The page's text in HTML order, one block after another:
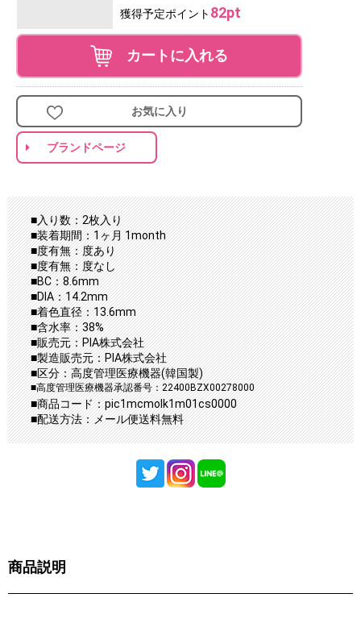
獲得予定ポイント 82pt
カートに入れる
お気に入り
ブランドページ
■入り数：2枚入り
■装着期間：1ヶ月 1month
■度有無：度あり
■度有無：度なし
■BC：8.6mm
■DIA：14.2mm
■着色直径：13.6mm
■含水率：38%
■販売元：PIA株式会社
■製造販売元：PIA株式会社
■区分：高度管理医療機器(韓国製)
■高度管理医療機器承認番号：22400BZX00278000
■商品コード：pic1mcmolk1m01cs0000
■配送方法：メール便送料無料
商品説明